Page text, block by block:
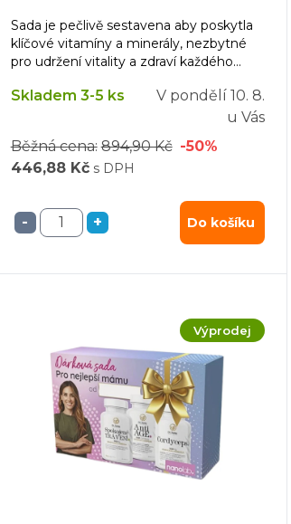
Sada je pečlivě sestavena aby poskytla
klíčové vitamíny a minerály, nezbytné
pro udržení vitality a zdraví každého
Skladem 3-5 ks V pondělí 10. 8.
u Vás
Běžná cena: 894,90 Kč -50%
446,88 Kč s DPH
- + Do košíku
Výprodej